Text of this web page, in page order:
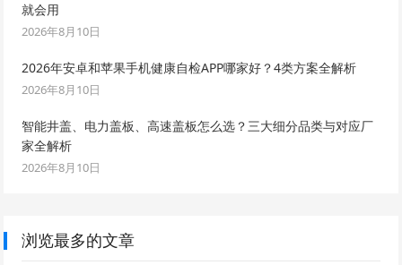
就会用
2026年8月10日
2026年安卓和苹果手机健康自检APP哪家好？4类方案全解析
2026年8月10日
智能井盖、电力盖板、高速盖板怎么选？三大细分品类与对应厂
家全解析
2026年8月10日
浏览最多的文章